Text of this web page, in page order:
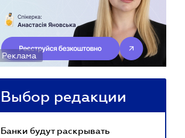
Реклама
Выбор редакции
Банки будут раскрывать